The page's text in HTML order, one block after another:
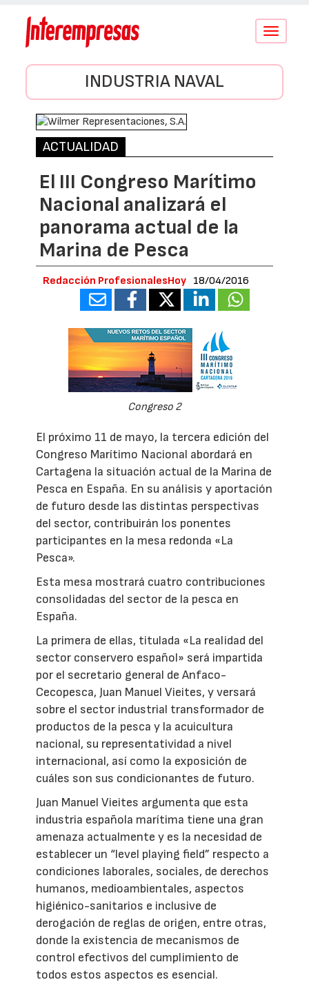
Conmutar
INDUSTRIA NAVAL
ACTUALIDAD
El III Congreso Marítimo
Nacional analizará el
panorama actual de la
Marina de Pesca
Redacción ProfesionalesHoy 18/04/2016
Congreso 2
El próximo 11 de mayo, la tercera edición del
Congreso Marítimo Nacional abordará en
Cartagena la situación actual de la Marina de
Pesca en España. En su análisis y aportación
de futuro desde las distintas perspectivas
del sector, contribuirán los ponentes
participantes en la mesa redonda «La
Pesca».
Esta mesa mostrará cuatro contribuciones
consolidadas del sector de la pesca en
España.
La primera de ellas, titulada «La realidad del
sector conservero español» será impartida
por el secretario general de Anfaco-
Cecopesca, Juan Manuel Vieites, y versará
sobre el sector industrial transformador de
productos de la pesca y la acuicultura
nacional, su representatividad a nivel
internacional, así como la exposición de
cuáles son sus condicionantes de futuro.
Juan Manuel Vieites argumenta que esta
industria española marítima tiene una gran
amenaza actualmente y es la necesidad de
establecer un “level playing field” respecto a
condiciones laborales, sociales, de derechos
humanos, medioambientales, aspectos
higiénico-sanitarios e inclusive de
derogación de reglas de origen, entre otras,
donde la existencia de mecanismos de
control efectivos del cumplimiento de
todos estos aspectos es esencial.